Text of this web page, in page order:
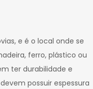
e é o local onde se
ferro, plástico ou
ter durabilidade e
possuir espessura